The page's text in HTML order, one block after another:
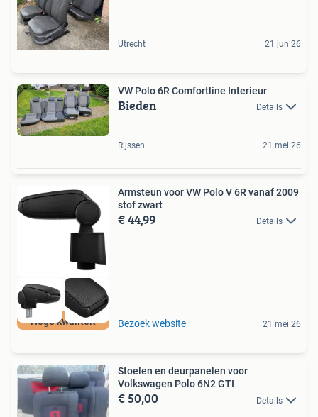
Utrecht 21 jun 26
VW Polo 6R Comfortline Interieur
Bieden Details
Rijssen 21 mei 26
Hoge kwaliteit
Armsteun voor VW Polo V 6R vanaf 2009
stof zwart
€ 44,99 Details
Bezoek website 21 mei 26
Stoelen en deurpanelen voor
Volkswagen Polo 6N2 GTI
€ 50,00 Details